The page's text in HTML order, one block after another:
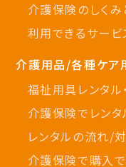
介護保険のしく
利用できるサービ
介護用品/各種ケア
福祉用具レンタ
介護保険でレンタ
レンタルの流れ/
介護保険で購入